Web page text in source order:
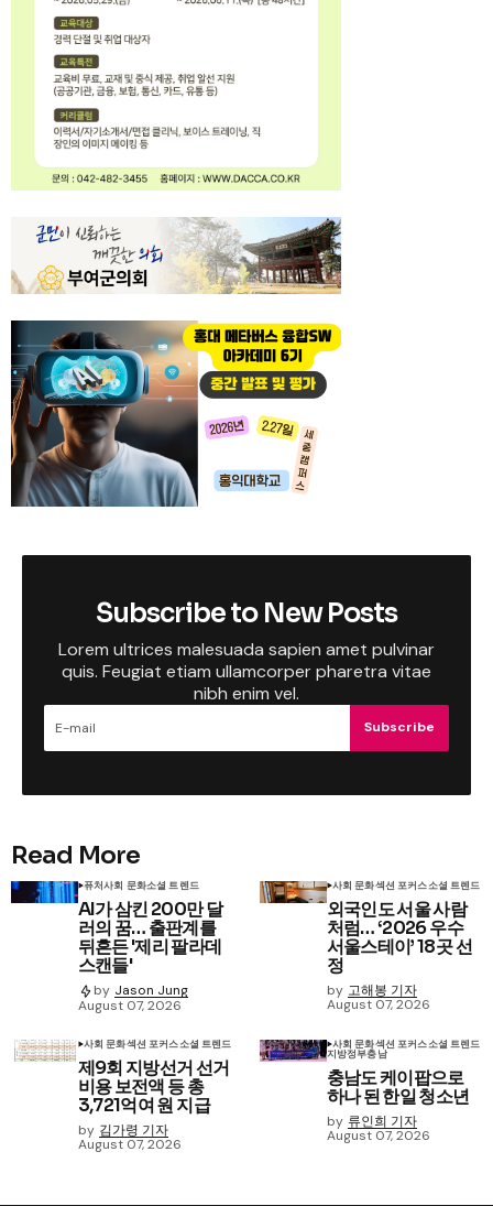
Subscribe to New Posts
Lorem ultrices malesuada sapien amet pulvinar
quis. Feugiat etiam ullamcorper pharetra vitae
nibh enim vel.
Subscribe
Read More
퓨처사회 문화소셜 트렌드
AI가 삼킨 200만 달
러의 꿈… 출판계를
뒤흔든 '제리 팔라데
스캔들'
by Jason Jung
August 07, 2026
사회 문화섹션 포커스소셜 트렌드
외국인도 서울 사람
처럼… ‘2026 우수
서울스테이’ 18곳 선
정
by 고해봉 기자
August 07, 2026
사회 문화섹션 포커스소셜 트렌드
제9회 지방선거 선거
비용 보전액 등 총
3,721억여 원 지급
by 김가령 기자
August 07, 2026
사회 문화섹션 포커스소셜 트렌드
지방정부충남
충남도 케이팝으로
하나 된 한일 청소년
by 류인희 기자
August 07, 2026